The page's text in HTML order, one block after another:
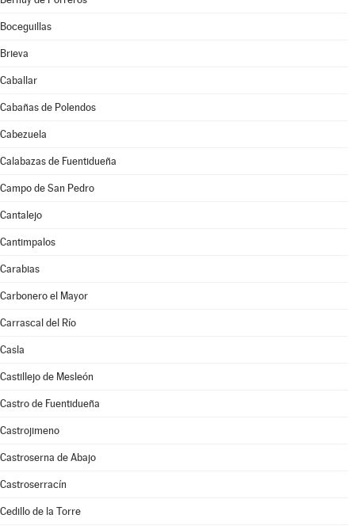
Boceguillas
Brieva
Caballar
Cabañas de Polendos
Cabezuela
Calabazas de Fuentidueña
Campo de San Pedro
Cantalejo
Cantimpalos
Carabias
Carbonero el Mayor
Carrascal del Río
Casla
Castillejo de Mesleón
Castro de Fuentidueña
Castrojimeno
Castroserna de Abajo
Castroserracín
Cedillo de la Torre